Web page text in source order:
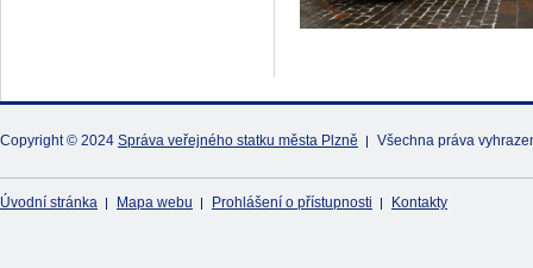
Copyright © 2024 Správa veřejného statku města Plzně Všechna práva
Úvodní stránka Mapa webu Prohlášení o přístupnosti Kontakty